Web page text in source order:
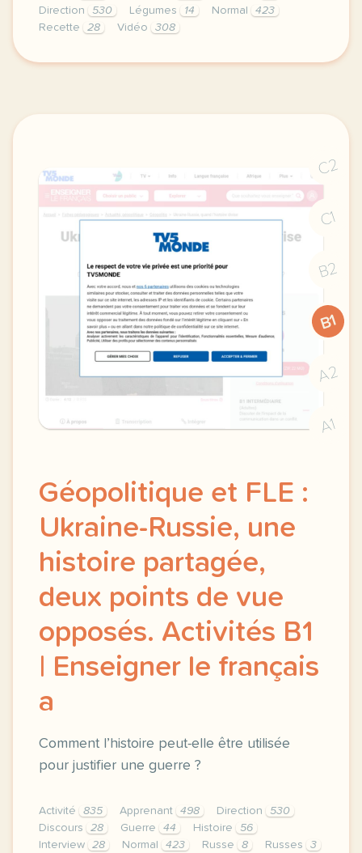
Direction
530 Légumes 14 Normal
423
Recette
28 Vidéo 308
didomi host didomi components button cursor
C2
C1
B2
B1
A2
A1
Géopolitique et FLE :
Ukraine-Russie, une
histoire partagée,
deux points de vue
opposés. Activités B1
| Enseigner le français
a
Comment l’histoire peut-elle être utilisée
pour justifier une guerre ?
Activité 835 Apprenant 498 Direction
530
Discours
28 Guerre 44 Histoire
56
Interview
28 Normal 423 Russe 8 Russes 3